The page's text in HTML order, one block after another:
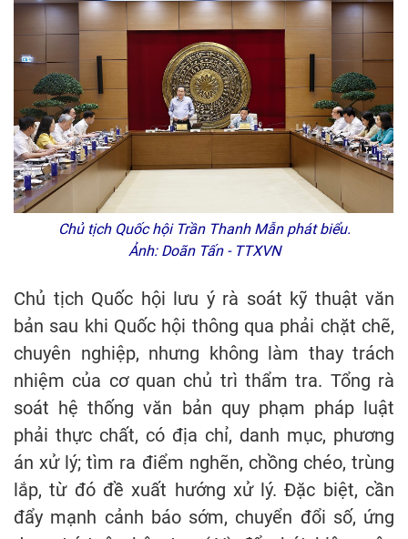
Chủ tịch Quốc hội Trần Thanh Mẫn phát biểu.
Ảnh: Doãn Tấn - TTXVN
Chủ tịch Quốc hội lưu ý rà soát kỹ thuật văn
bản sau khi Quốc hội thông qua phải chặt chẽ,
chuyên nghiệp, nhưng không làm thay trách
nhiệm của cơ quan chủ trì thẩm tra. Tổng rà
soát hệ thống văn bản quy phạm pháp luật
phải thực chất, có địa chỉ, danh mục, phương
án xử lý; tìm ra điểm nghẽn, chồng chéo, trùng
lắp, từ đó đề xuất hướng xử lý. Đặc biệt, cần
đẩy mạnh cảnh báo sớm, chuyển đổi số, ứng